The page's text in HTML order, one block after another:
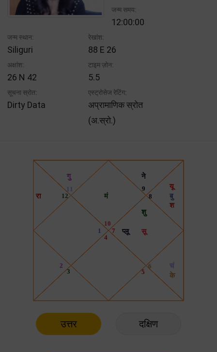
जन्म समय:
12:00:00
जन्म स्थान:
Siliguri
रेखांश:
88 E 26
अक्षांश:
26 N 42
टाइम ज़ोन:
5.5
सूचना स्रोत:
Dirty Data
एस्ट्रोसेज रेटिंग:
अप्रामाणिक स्रोत
(अ.स्रो.)
उत्तर दक्षिण